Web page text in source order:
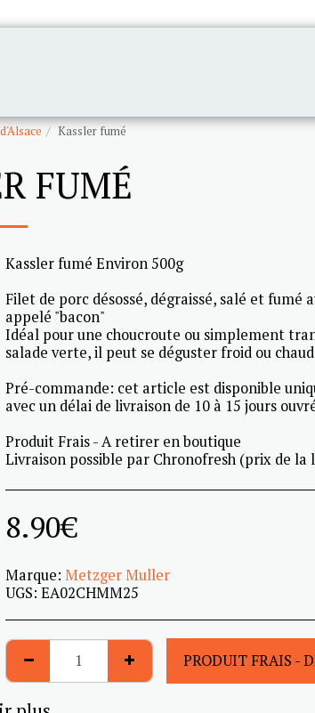
Kassler fumé
FUMÉ
Kassler fumé Environ 500g
Filet de porc désossé, dégraissé, salé et fumé
appelé "bacon"
Idéal pour une choucroute ou simplement
salade verte, il peut se déguster froid ou
Pré-commande: cet article est disponible
avec un délai de livraison de 10 à 15 jours
Produit Frais - A retirer en boutique
Livraison possible par Chronofresh (prix de la
8.90€
Marque: Metzger Muller
UGS: EA02CHMM25
PRODUIT FRAIS -